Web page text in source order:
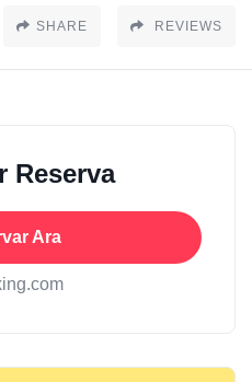
SHARE REVIEWS
Reserva
Ara